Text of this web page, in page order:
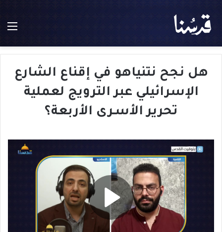
هل نجح نتنياهو في إقناع الشارع
الإسرائيلي عبر الترويج لعملية
تحرير الأسـرى الأربعة؟